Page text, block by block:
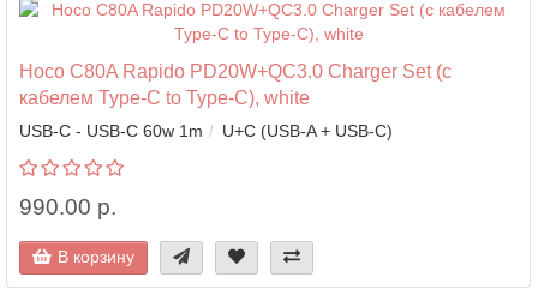
Hoco C80A Rapido PD20W+QC3.0 Charger Set (с
кабелем Type-C to Type-C), white
USB-C - USB-C 60w 1m U+C (USB-A + USB-C)
990.00 р.
В корзину